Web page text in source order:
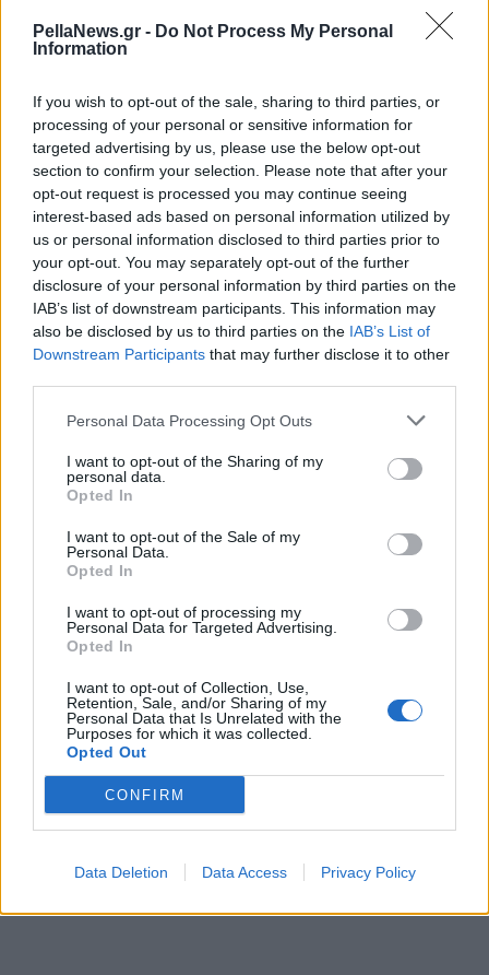
PellaNews.gr - Do Not Process My Personal
Information
If you wish to opt-out of the sale, sharing to third parties, or
processing of your personal or sensitive information for
targeted advertising by us, please use the below opt-out
section to confirm your selection. Please note that after your
opt-out request is processed you may continue seeing
interest-based ads based on personal information utilized by
us or personal information disclosed to third parties prior to
your opt-out. You may separately opt-out of the further
disclosure of your personal information by third parties on the
IAB’s list of downstream participants. This information may
also be disclosed by us to third parties on the IAB’s List of
Downstream Participants that may further disclose it to other
Personal Data Processing Opt Outs
I want to opt-out of the Sharing of my
personal data.
Opted In
I want to opt-out of the Sale of my
Personal Data.
Opted In
I want to opt-out of processing my
Personal Data for Targeted Advertising.
Opted In
I want to opt-out of Collection, Use,
Retention, Sale, and/or Sharing of my
Personal Data that Is Unrelated with the
Purposes for which it was collected.
Opted Out
CONFIRM
Data Deletion Data Access Privacy Policy
η απελευθέρωση
κρατουμένων